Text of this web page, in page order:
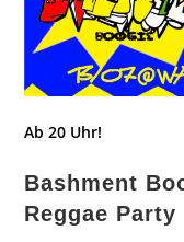
Ab 20 Uhr!
Bashment
Reggae